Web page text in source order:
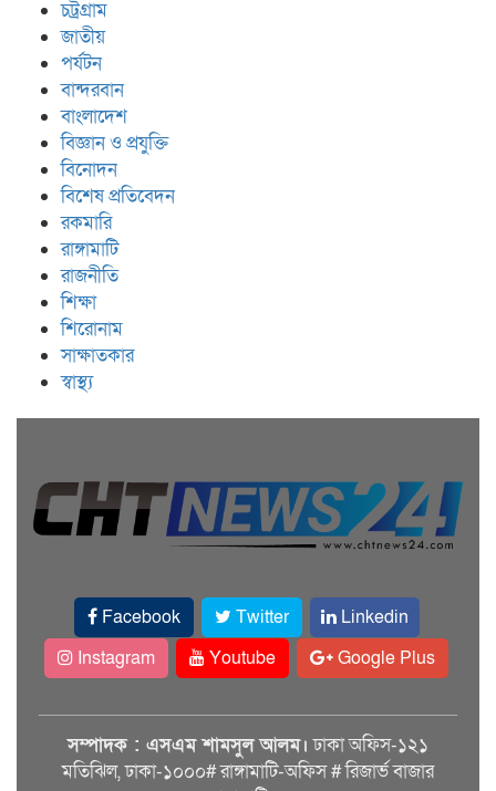
চট্রগ্রাম
জাতীয়
পর্যটন
বান্দরবান
বাংলাদেশ
বিজ্ঞান ও প্রযুক্তি
বিনোদন
বিশেষ প্রতিবেদন
রকমারি
রাঙ্গামাটি
রাজনীতি
শিক্ষা
শিরোনাম
সাক্ষাতকার
স্বাস্থ্য
Facebook Twitter
Linkedin
Instagram
Youtube Google Plus
সম্পাদক : এসএম শামসুল আলম। ঢাকা অফিস-১২১
মতিঝিল, ঢাকা-১০০০# রাঙ্গামাটি-অফিস # রিজার্ভ বাজার